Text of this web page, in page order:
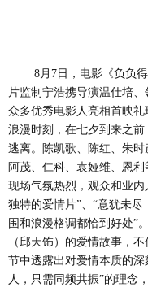
8月7日，电影《负负
片监制宁浩携导演温仕培
众多优秀电影人亮相首映
浪漫时刻，在七夕到来之
逃离。陈凯歌、陈红、朱时
阿茂、 仁科、袁娅维、恩利
现场气氛热烈，观众和业
独特的爱情片”、“意犹未尽
围和浪漫格调都恰到好处”。
（邱天饰）的爱情故事，
节中透露出对爱情本质的
人，只需同频共振”的理念